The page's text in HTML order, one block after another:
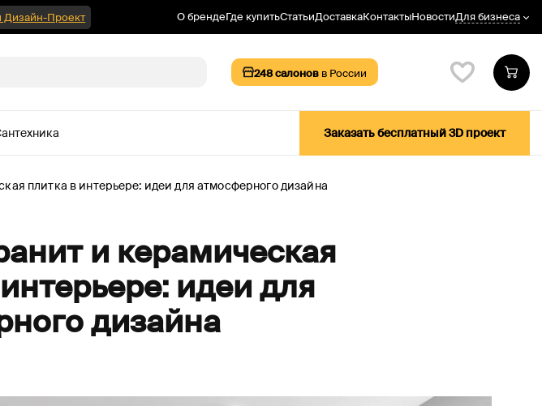
Дизайн-Проект О брендеГде купитьСтатьиДоставкаКонтактыНовостиДля бизнеса
248салонов в России
Заказать бесплатный 3D проект
плитка в интерьере: идеи для атмосферного дизайна
и керамическая
идеи для
дизайна